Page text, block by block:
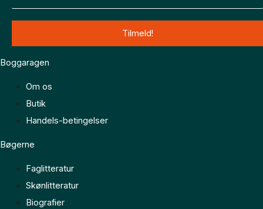
Boggaragen
Om os
Butik
Handels-betingelser
Bøgerne
Faglitteratur
Skønlitteratur
Biografier